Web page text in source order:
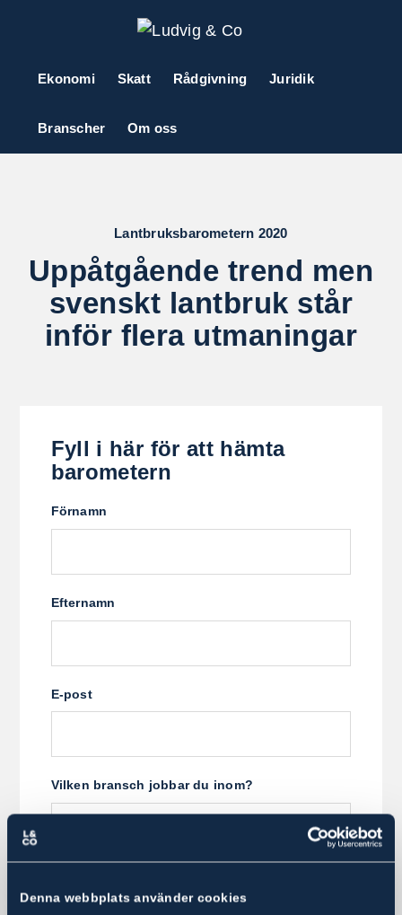
Denna webbplats använder cookies
Ekonomi Skatt Rådgivning Juridik
Branscher Om oss
Lantbruksbarometern 2020
Uppåtgående trend men
svenskt lantbruk står
inför flera utmaningar
Fyll i här för att hämta
barometern
Förnamn
Efternamn
E-post
Vilken bransch jobbar du inom?